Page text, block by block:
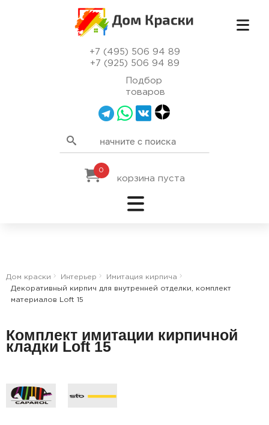
+7 (495) 506 94 89
+7 (925) 506 94 89
Подбор
товаров
0
корзина пуста
Дом краски Интерьер
Имитация кирпича
Декоративный кирпич для внутренней отделки, комплект
материалов Loft 15
Комплект имитации кирпичной
кладки Loft 15